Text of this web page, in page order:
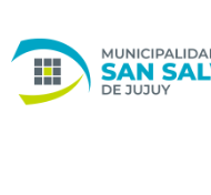
Ir
al